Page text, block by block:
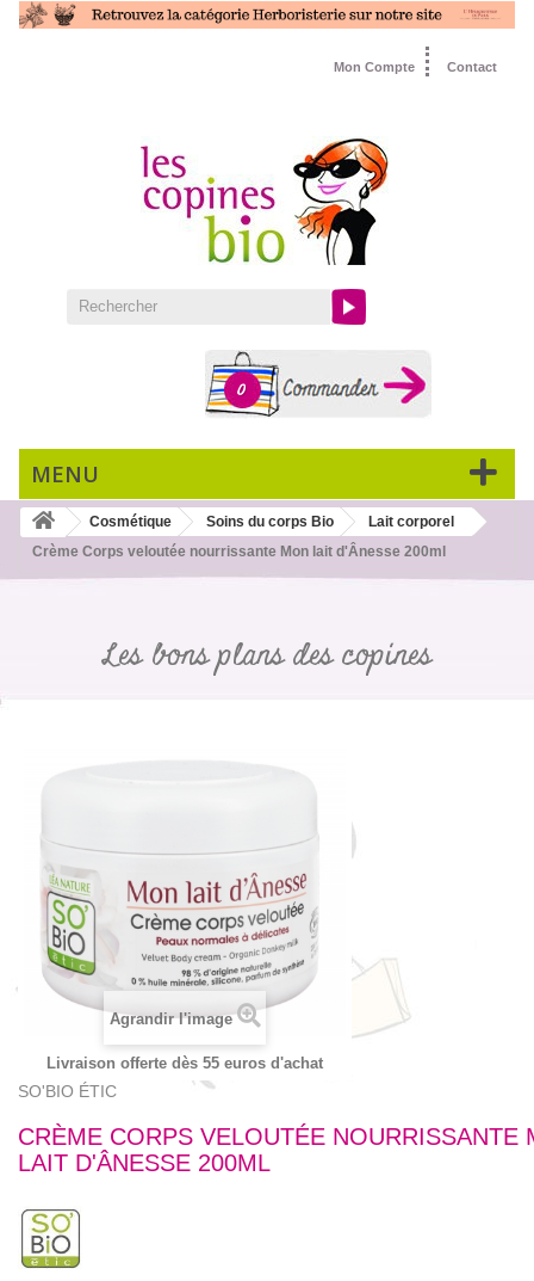
Contact
Mon Compte
0
MENU
Cosmétique Soins du corps Bio
Lait corporel
Crème Corps veloutée nourrissante Mon lait d'Ânesse 200ml
Les bons plans des copines
Agrandir l'image
Livraison offerte dès 55 euros d'achat
SO'BIO ÉTIC
CRÈME CORPS VELOUTÉE NOURRISSANTE
LAIT D'ÂNESSE 200ML